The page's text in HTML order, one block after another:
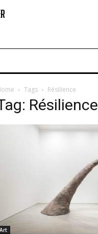
Tags Résilience
Résilience
Art